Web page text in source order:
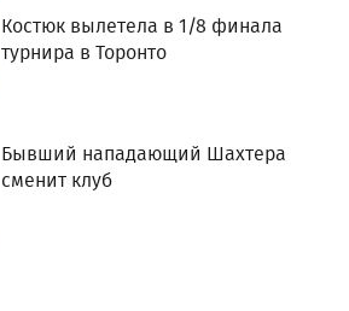
Костюк вылетела в 1/8 финала
турнира в Торонто
Бывший нападающий Шахтера
сменит клуб